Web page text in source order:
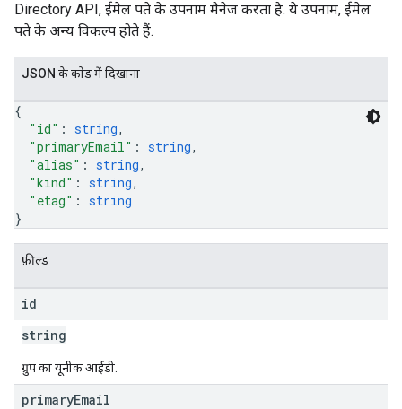
Directory API, ईमेल पते के उपनाम मैनेज करता है. ये उपनाम, ईमेल
पते के अन्य विकल्प होते हैं.
JSON के काेड में दिखाना
{
"id" : string,
"primaryEmail" : string,
"alias" : string,
"kind" : string,
"etag" : string
}
फ़ील्ड
id
string
ग्रुप का यूनीक आईडी.
primaryEmail